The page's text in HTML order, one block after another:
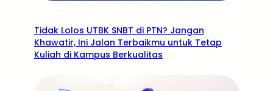
Tidak Lolos UTBK SNBT di PTN? Jangan
Khawatir, Ini Jalan Terbaikmu untuk Tetap
Kuliah di Kampus Berkualitas